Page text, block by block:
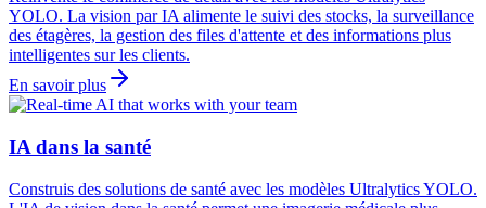
YOLO. La vision par IA alimente le suivi des stocks, la surveillance
des étagères, la gestion des files d'attente et des informations plus
intelligentes sur les clients.
En savoir plus
IA dans la santé
Construis des solutions de santé avec les modèles Ultralytics YOLO.